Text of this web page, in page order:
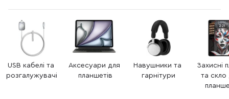
USB кабелі та
розгалужувачі
Аксесуари для
планшетів
Навушники та
гарнітури
Захисні
та